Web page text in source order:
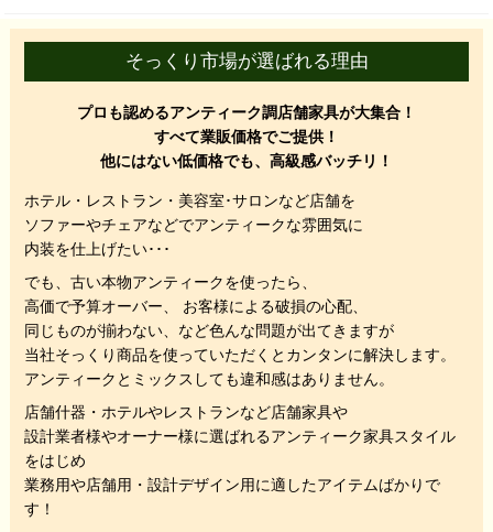
そっくり市場が選ばれる理由
プロも認めるアンティーク調店舗家具が大集合！
すべて業販価格でご提供！
他にはない低価格でも、高級感バッチリ！
ホテル・レストラン・美容室･サロンなど店舗を
ソファーやチェアなどでアンティークな雰囲気に
内装を仕上げたい･･･
でも、 古い本物アンティークを使ったら、
高価で予算オーバー、 お客様による破損の心配、
同じものが揃わない、 など色んな問題が出てきますが
当社そっくり商品を使っていただくと カンタンに解決します。
アンティークとミックスしても違和感はありません。
店舗什器・ホテルやレストランなど店舗家具や
設計業者様やオーナー様に選ばれるアンティーク家具スタイル
をはじめ
業務用や店舗用・設計デザイン用に適したアイテムばかりで
す！